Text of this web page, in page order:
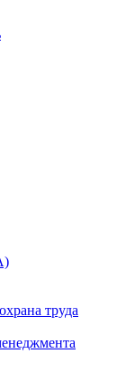
труда